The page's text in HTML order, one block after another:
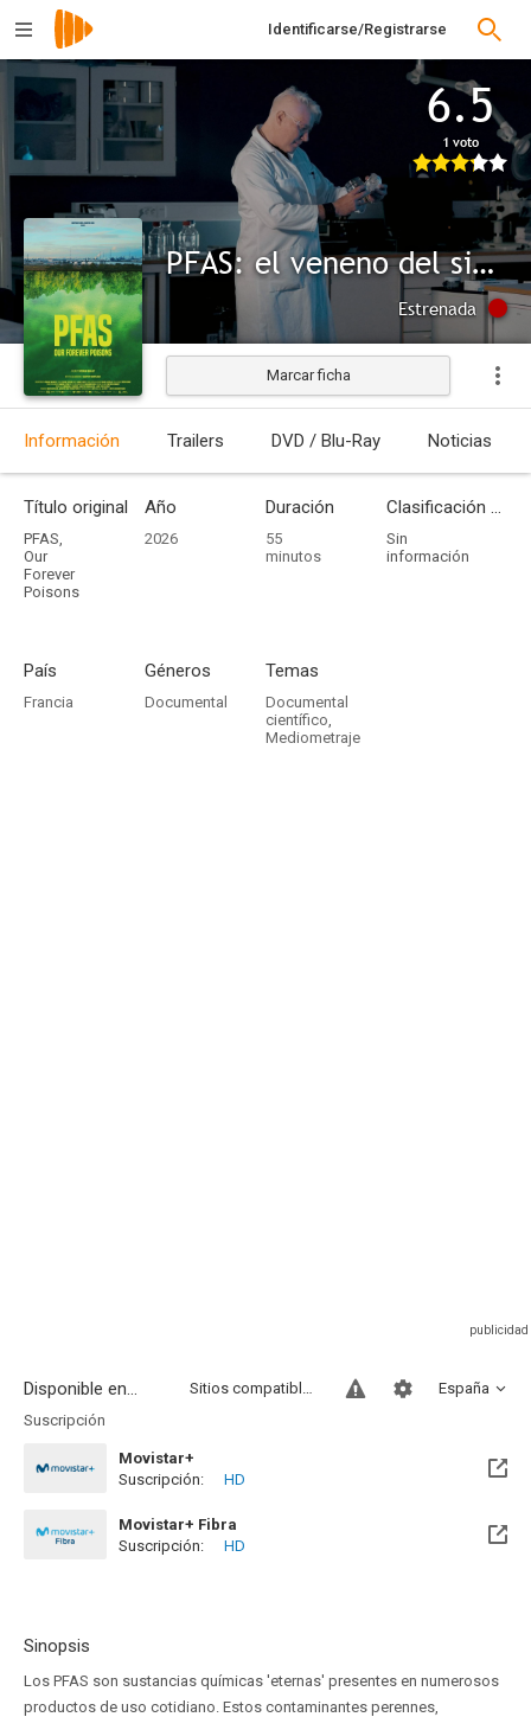
Identificarse/Registrarse
6.5
1 voto
PFAS: el veneno del siglo
Estrenada
Marcar ficha
Información Trailers DVD / Blu-Ray Noticias
Título original
PFAS,
Our
Forever
Poisons
Año
2026
Duración
55
minutos
Clasificación por edades
Sin
información
País
Francia
Géneros
Documental
Temas
Documental
científico,
Mediometraje
Disponible en... España
Sitios compatibles
Suscripción
Movistar+
Disponible hasta el Jue, 30 Mar 2028 (Queda 1 año)
Suscripción: HD
Movistar+ Fibra
Disponible hasta el Jue, 30 Mar 2028 (Queda 1 año)
Suscripción: HD
Sinopsis
Los PFAS son sustancias químicas 'eternas' presentes en numerosos
productos de uso cotidiano. Estos contaminantes perennes,